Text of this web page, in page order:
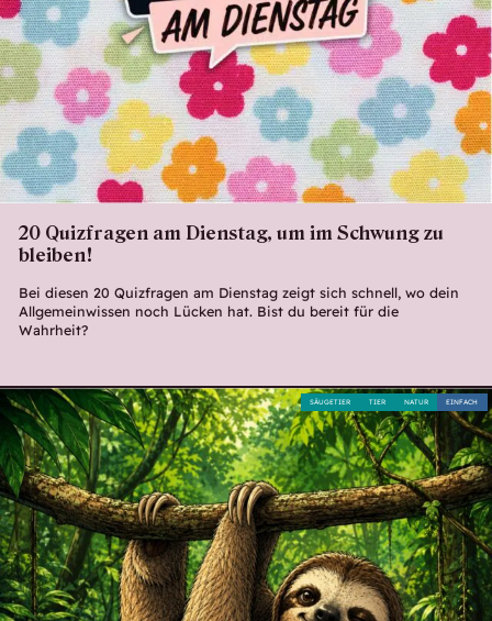
20 Quizfragen am Dienstag, um im Schwung zu
bleiben!
Bei diesen 20 Quizfragen am Dienstag zeigt sich schnell, wo dein
Allgemeinwissen noch Lücken hat. Bist du bereit für die
Wahrheit?
EINFACH
NATUR
TIER
SÄUGETIER